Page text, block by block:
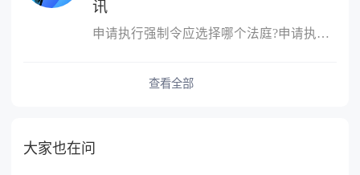
讯
申请执行强制令应选择哪个法庭?申请执行强制令应选择如下法庭：向第
查看全部
大家也在问